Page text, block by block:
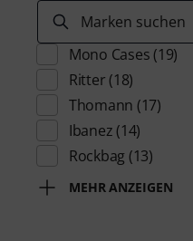
Marken suchen
Mono Cases (19)
Ritter (18)
Thomann (17)
Ibanez (14)
Rockbag (13)
MEHR ANZEIGEN